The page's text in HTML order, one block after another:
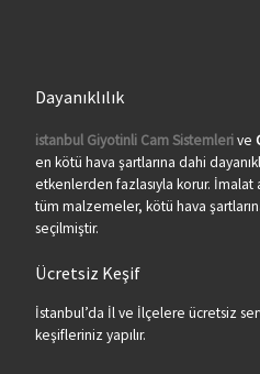
Dayanıklılık
istanbul Giyotinli Cam Sistemlerive
en kötü hava şartlarına dahi
etkenlerden fazlasıyla korur. İmalat
tüm malzemeler, kötü hava
seçilmiştir.
Ücretsiz Keşif
İstanbul’da İl ve İlçelere ücretsiz
keşifleriniz yapılır.